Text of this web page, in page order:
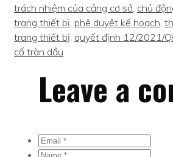
trách nhiệm của cảng cơ sở, chủ
trang thiết bị, phê duyệt kế hoạch,
trang thiết bị, quyết định 12/2021/
cố tràn dầu
Leave a